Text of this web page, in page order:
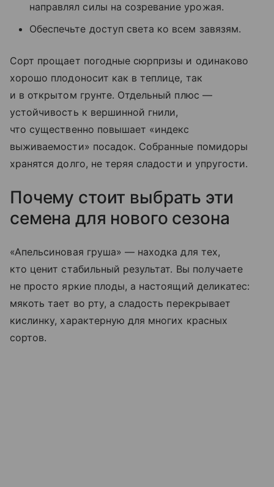
направлял силы на созревание урожая.
Обеспечьте доступ света ко всем завязям.
Сорт прощает погодные сюрпризы и одинаково
хорошо плодоносит как в теплице, так
и в открытом грунте. Отдельный плюс —
устойчивость к вершинной гнили,
что существенно повышает «индекс
выживаемости» посадок. Собранные помидоры
хранятся долго, не теряя сладости и упругости.
Почему стоит выбрать эти
семена для нового сезона
«Апельсиновая груша» — находка для тех,
кто ценит стабильный результат. Вы получаете
не просто яркие плоды, а настоящий деликатес:
мякоть тает во рту, а сладость перекрывает
кислинку, характерную для многих красных
сортов.